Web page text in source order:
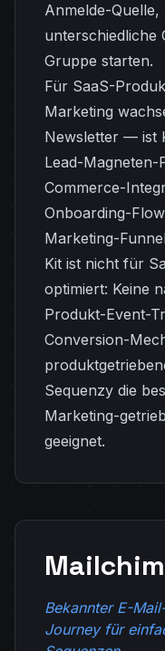
Anmelde-
unterschiedliche
Gruppe starten.
Für SaaS-
Marketing
Newsletter — ist
Lead-Magneten-
Commerce-
Onboarding-
Marketing-
Kit ist nicht für
optimiert: Keine
Produkt-Event-
Conversion-
Sequenzy die
Marketing-
geeignet.
Bekannter E-
Journey für